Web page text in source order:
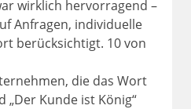
wirklich hervorragend –
Anfragen, individuelle
berücksichtigt. 10 von
die das Wort
Kunde ist König“